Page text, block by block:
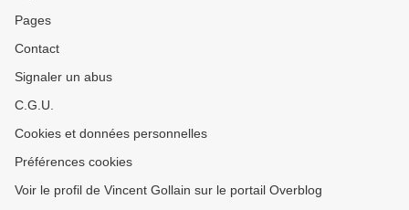
Pages
Contact
Signaler un abus
C.G.U.
Cookies et données personnelles
Préférences cookies
Voir le profil de Vincent Gollain sur le portail Overblog